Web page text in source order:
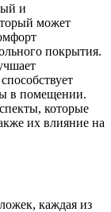
и
может
покрытия.
в помещении.
которые
их влияние на
каждая из